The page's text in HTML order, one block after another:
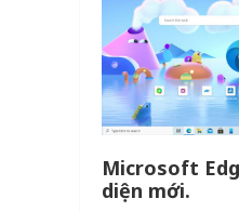
Microsoft
diện mới.